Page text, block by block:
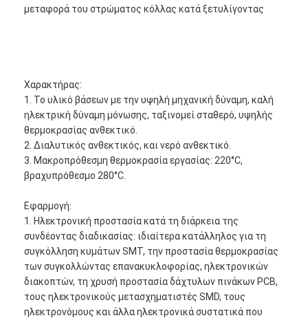
μεταφορά του στρώματος κόλλας κατά ξετυλίγοντας
Χαρακτήρας:
1. Το υλικό βάσεων με την υψηλή μηχανική δύναμη, καλή
ηλεκτρική δύναμη μόνωσης, ταξινομεί σταθερό, υψηλής
θερμοκρασίας ανθεκτικό.
2. Διαλυτικός ανθεκτικός, και νερό ανθεκτικό.
3. Μακροπρόθεσμη θερμοκρασία εργασίας: 220°C,
βραχυπρόθεσμο 280°C.
Εφαρμογή:
1. Ηλεκτρονική προστασία κατά τη διάρκεια της
συνδέοντας διαδικασίας: ιδιαίτερα κατάλληλος για τη
συγκόλληση κυμάτων SMT, την προστασία θερμοκρασίας
των συγκολλώντας επανακυκλοφορίας, ηλεκτρονικών
διακοπτών, τη χρυσή προστασία δάχτυλων πινάκων PCB,
τους ηλεκτρονικούς μετασχηματιστές SMD, τους
ηλεκτρονόμους και άλλα ηλεκτρονικά συστατικά που